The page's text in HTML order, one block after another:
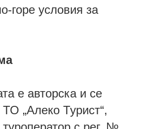
горе условия за
е авторска и се
ТО „Алеко Турист“,